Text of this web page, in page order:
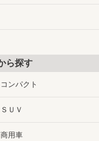
ら探す
コンパクト
ＳＵＶ
商用車